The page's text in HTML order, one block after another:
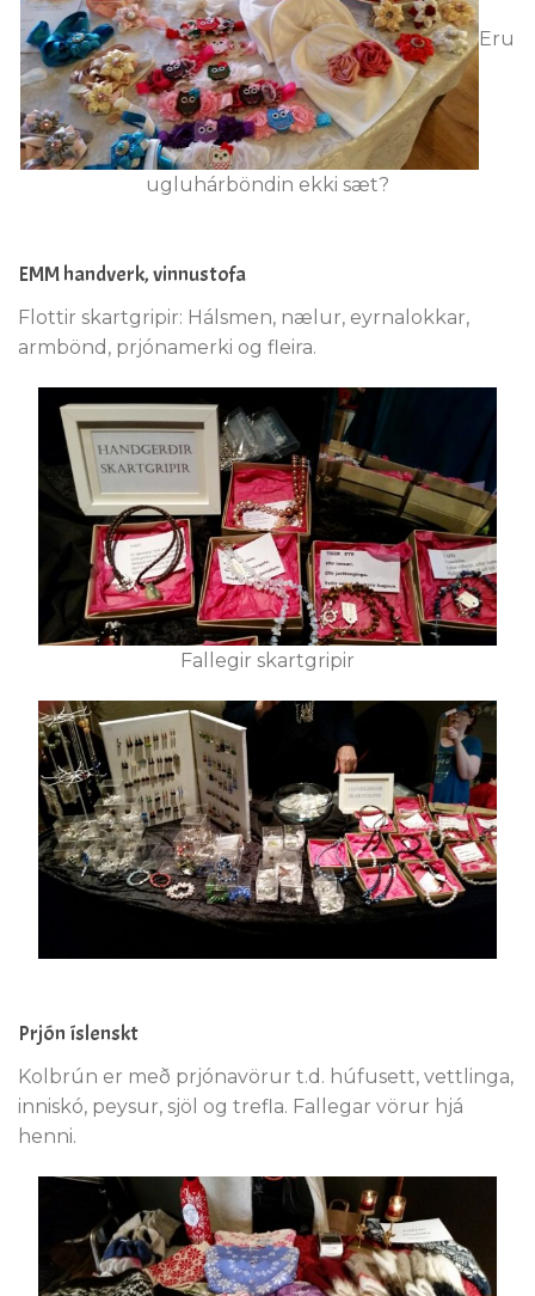
Eru
ugluhárböndin ekki sæt?
EMM handverk, vinnustofa
Flottir skartgripir: Hálsmen, nælur, eyrnalokkar,
armbönd, prjónamerki og fleira.
Fallegir skartgripir
Prjón íslenskt
Kolbrún er með prjónavörur t.d. húfusett, vettlinga,
inniskó, peysur, sjöl og trefla. Fallegar vörur hjá
henni.